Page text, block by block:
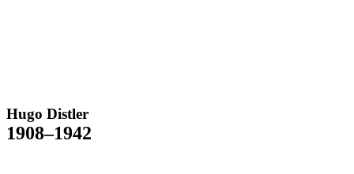
Hugo Distler
1908–1942